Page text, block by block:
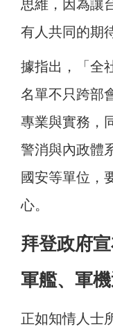
思維，因為讓
有人共同的期
據指出，「全
名單不只跨部
專業與實務，
警消與內政體
國安等單位，
心。
拜登政府
軍艦、軍
正如知情人士